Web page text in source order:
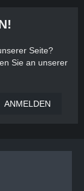
Seite?
Sie an unserer
ANMELDEN